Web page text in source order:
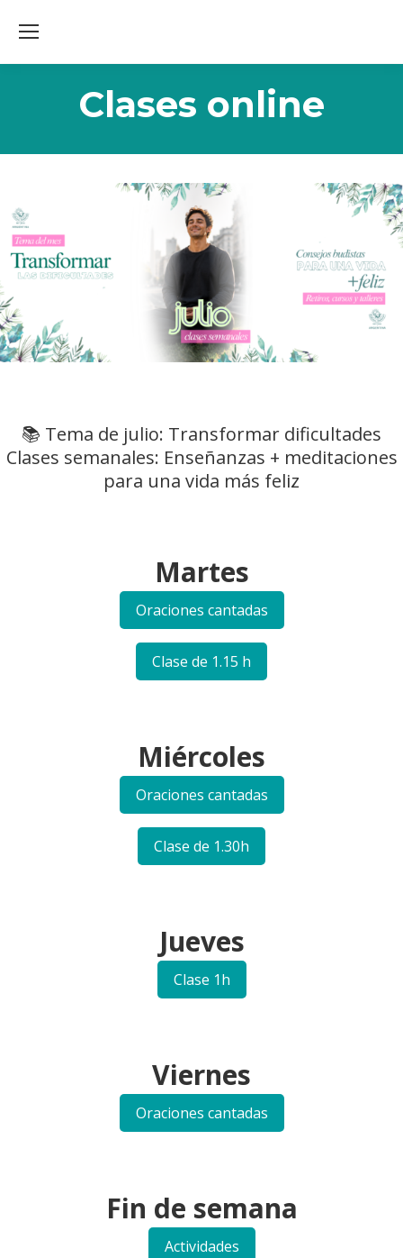
Clases online
📚 Tema de julio: Transformar dificultades
Clases semanales: Enseñanzas + meditaciones
para una vida más feliz
Martes
Oraciones cantadas
Clase de 1.15 h
Miércoles
Oraciones cantadas
Clase de 1.30h
Jueves
Clase 1h
Viernes
Oraciones cantadas
Fin de semana
Actividades